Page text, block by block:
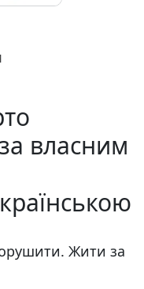
власним
Жити за